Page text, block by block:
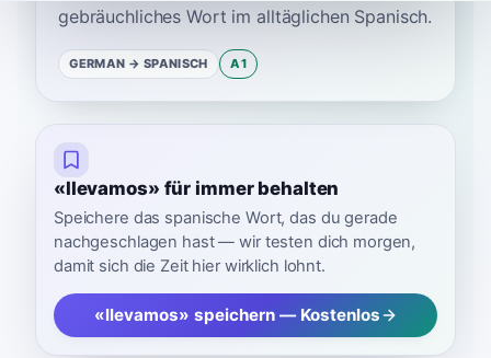
gebräuchliches Wort im alltäglichen Spanisch.
GERMAN → SPANISCH A1
«llevamos» für immer behalten
Speichere das spanische Wort, das du gerade
nachgeschlagen hast — wir testen dich morgen,
damit sich die Zeit hier wirklich lohnt.
«llevamos» speichern — Kostenlos